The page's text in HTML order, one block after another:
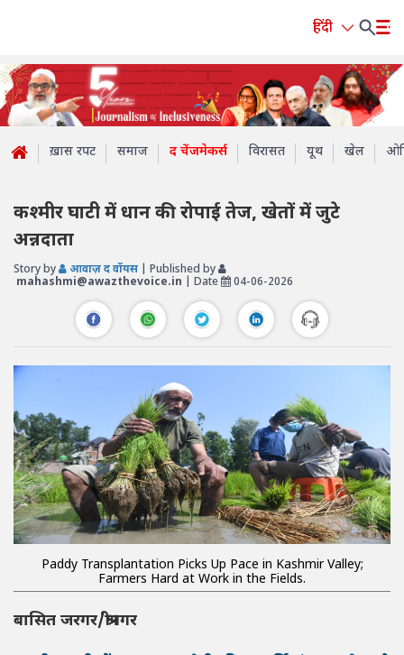
हिंदी
ख़ास रपट समाज द चेंजमेकर्स विरासत यूथ खेल
कश्मीर घाटी में धान की रोपाई तेज, खेतों में जुटे
अन्नदाता
Story by आवाज़ द वॉयस
| Published by
mahashmi@awazthevoice.in | Date 04-06-2026
Paddy Transplantation Picks Up Pace in Kashmir Valley;
Farmers Hard at Work in the Fields.
बासित जरगर/श्रीनगर